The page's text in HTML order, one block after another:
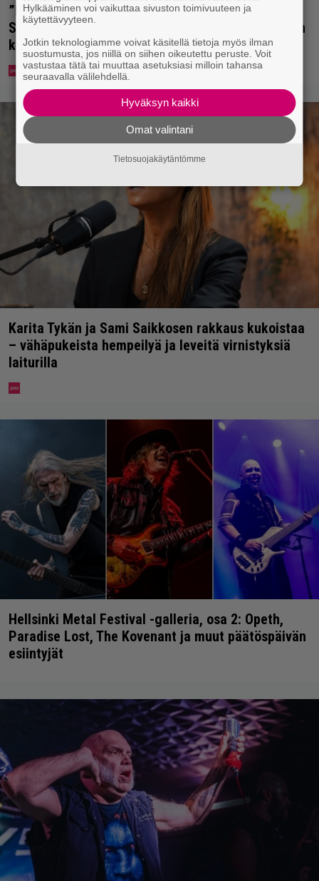
”Mitä isompi vehje, sen paremmin kulkee” –
Susanna Penttilä suuntasi Bangbussinsa Helsingin
keskustaan
Karita Tykän ja Sami Saikkosen rakkaus kukoistaa
– vähäpukeista hempeilyä ja leveitä virnistyksiä
laiturilla
Hellsinki Metal Festival -galleria, osa 2: Opeth,
Paradise Lost, The Kovenant ja muut päätöspäivän
esiintyjät
Hylkääminen voi vaikuttaa sivuston toimivuuteen ja
käytettävyyteen.
Jotkin teknologiamme voivat käsitellä tietoja myös ilman
suostumusta, jos niillä on siihen oikeutettu peruste. Voit
vastustaa tätä tai muuttaa asetuksiasi milloin tahansa
seuraavalla välilehdellä.
Hyväksyn kaikki
Omat valintani
Tietosuojakäytäntömme